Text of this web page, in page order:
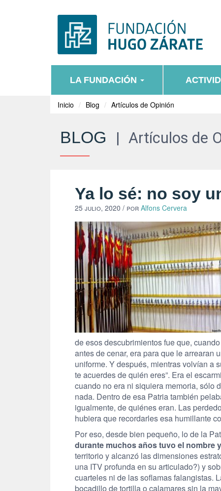
LA FUNDACIÓN
Inicio Blog Artículos de Opinión
BLOG | Artículos de
Ya lo sé: no soy
25 julio, 2020 / por Alfons Cervera
de esos descubrimientos fue que,
antes de cenar, era para que le arrearan
uniforme. Y después, mientras volvían a
te acuerdes de quién eres”. Era el
cuando no era ni siquiera memoria, sólo
nada. Dentro de esa Patria también
igualmente, de quiénes eran. Las
hubiera que recordarles esa humillante
Por eso, desde bien pequeño, lo de la
durante muchos años tuvo el nombre
territorio y alcanzó las dimensiones
una ITV profunda en su articulado?) y
cuarteles ni de las soflamas falangistas.
bocadillo de tortilla o calamares sin la